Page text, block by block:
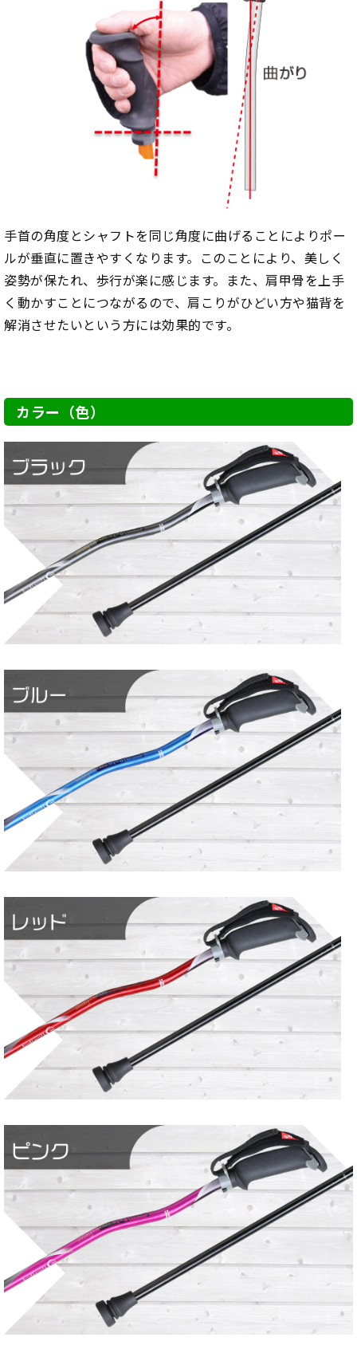
手首の角度とシャフトを同じ角度に曲げることによりポー
ルが垂直に置きやすくなります。このことにより、美しく
姿勢が保たれ、歩行が楽に感じます。また、肩甲骨を上手
く動かすことにつながるので、肩こりがひどい方や猫背を
解消させたいという方には効果的です。
カラー（色）